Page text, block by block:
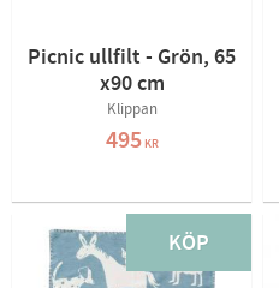
Picnic ullfilt - Grön, 65
x90 cm
Klippan
495KR
KÖP